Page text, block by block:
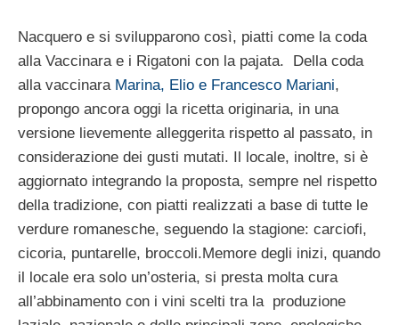
Nacquero e si svilupparono così, piatti come la coda
alla Vaccinara e i Rigatoni con la pajata. Della coda
alla vaccinaraMarina, Elio e Francesco Mariani,
propongo ancora oggi la ricetta originaria, in una
versione lievemente alleggerita rispetto al passato, in
considerazione dei gusti mutati. Il locale, inoltre, si è
aggiornato integrando la proposta, sempre nel rispetto
della tradizione, con piatti realizzati a base di tutte le
verdure romanesche, seguendo la stagione: carciofi,
cicoria, puntarelle, broccoli.Memore degli inizi, quando
il locale era solo un’osteria, si presta molta cura
all’abbinamento con i vini scelti tra la produzione